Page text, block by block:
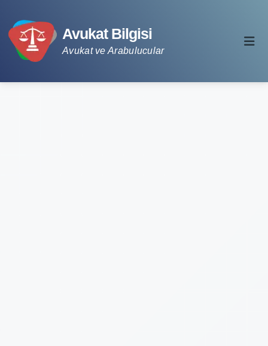
Avukat Bilgisi
Avukat ve Arabulucular